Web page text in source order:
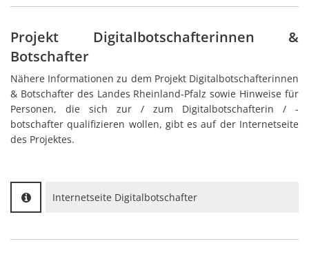
Projekt Digitalbotschafterinnen &
Botschafter
Nähere Informationen zu dem Projekt Digitalbotschafterinnen
& Botschafter des Landes Rheinland-Pfalz sowie Hinweise für
Personen, die sich zur / zum Digitalbotschafterin / -
botschafter qualifizieren wollen, gibt es auf der Internetseite
des Projektes.
Internetseite Digitalbotschafter